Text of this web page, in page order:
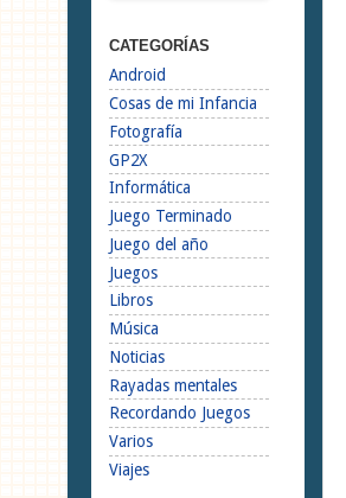
CATEGORÍAS
Android
Cosas de mi Infancia
Fotografía
GP2X
Informática
Juego Terminado
Juego del año
Juegos
Libros
Música
Noticias
Rayadas mentales
Recordando Juegos
Varios
Viajes